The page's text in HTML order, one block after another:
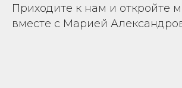
Приходите к нам и откройте
вместе с Марией